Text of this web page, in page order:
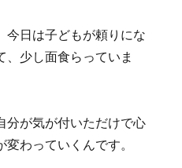
日は子どもが頼りにな
、少し面食らっていま
分が気が付いただけで心
わっていくんです。